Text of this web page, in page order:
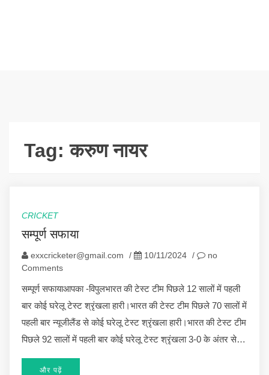
Tag:करुण नायर
CRICKET
सम्पूर्ण सफाया
exxcricketer@gmail.com / 10/11/2024 /
no
Comments
सम्पूर्ण सफायाआपका -विपुलभारत की टेस्ट टीम पिछले 12 सालों में पहली
बार कोई घरेलू टेस्ट श्रृंखला हारी।भारत की टेस्ट टीम पिछले 70 सालों में
पहली बार न्यूजीलैंड से कोई घरेलू टेस्ट श्रृंखला हारी।भारत की टेस्ट टीम
पिछले 92 सालों में पहली बार कोई घरेलू टेस्ट श्रृंखला 3-0 के अंतर से…
और पढ़ें